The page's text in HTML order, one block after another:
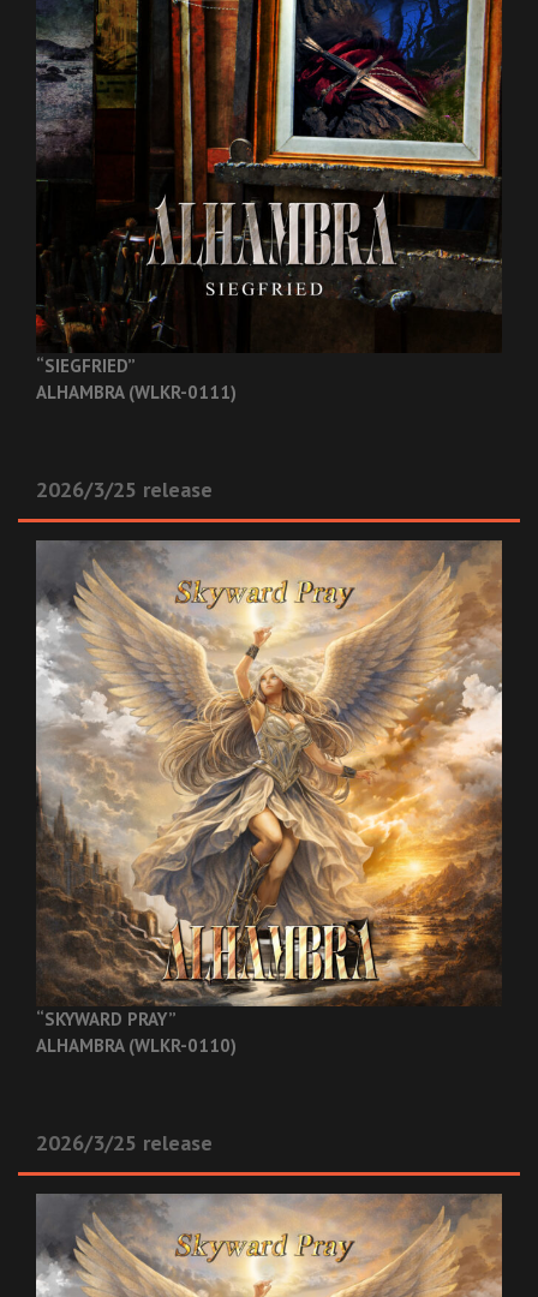
“SIEGFRIED”
ALHAMBRA (WLKR-0111)
2026/3/25 release
“SKYWARD PRAY”
ALHAMBRA (WLKR-0110)
2026/3/25 release